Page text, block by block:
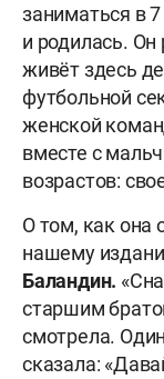
заниматься в
и родилась.
живёт здесь
футбольной
женской
вместе с
возрастов:
О том, как она
нашему
Баландин.
старшим
смотрела.
сказала: